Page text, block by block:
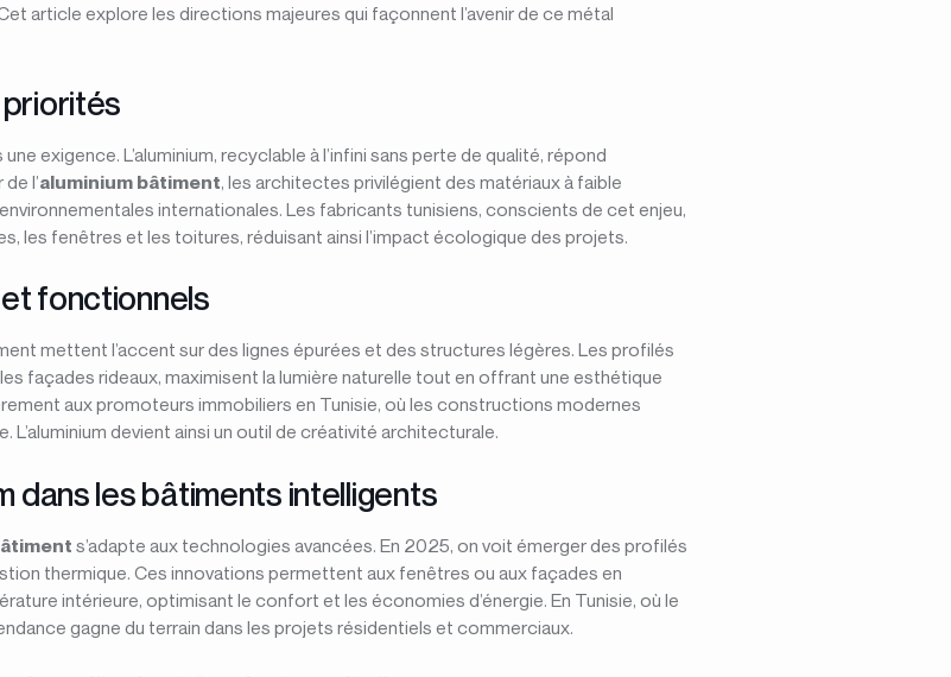
article explore les directions majeures qui façonnent l’avenir de ce métal
exigence. L’aluminium, recyclable à l’infini sans perte de qualité, répond
l’aluminium bâtiment, les architectes privilégient des matériaux à faible
internationales. Les fabricants tunisiens, conscients de cet enjeu,
les fenêtres et les toitures, réduisant ainsi l’impact écologique des projets.
fonctionnels
mettent l’accent sur des lignes épurées et des structures légères. Les profilés
façades rideaux, maximisent la lumière naturelle tout en offrant une esthétique
aux promoteurs immobiliers en Tunisie, où les constructions modernes
devient ainsi un outil de créativité architecturale.
dans les bâtiments intelligents
s’adapte aux technologies avancées. En 2025, on voit émerger des profilés
thermique. Ces innovations permettent aux fenêtres ou aux façades en
intérieure, optimisant le confort et les économies d’énergie. En Tunisie, où le
gagne du terrain dans les projets résidentiels et commerciaux.